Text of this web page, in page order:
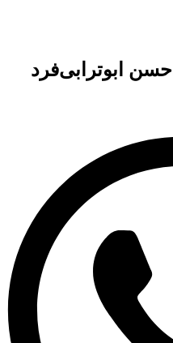
ابوترابی‌فرد